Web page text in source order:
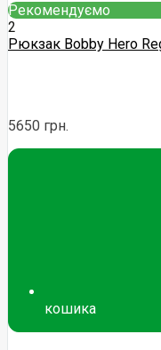
Рекомендуємо
2
Рюкзак Bobby Hero
5650 грн.
кошика